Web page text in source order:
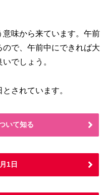
意味から来ています。午前
で、午前中にできれば大
でしょう。
されています。
いて知る
1日